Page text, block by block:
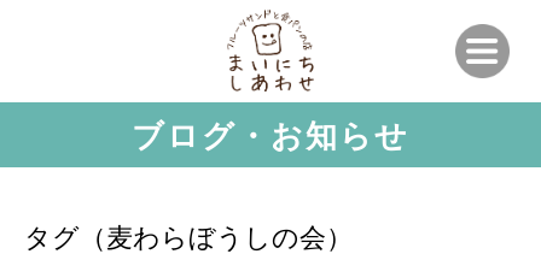
ブログ・お知らせ
タグ（麦わらぼうしの会）